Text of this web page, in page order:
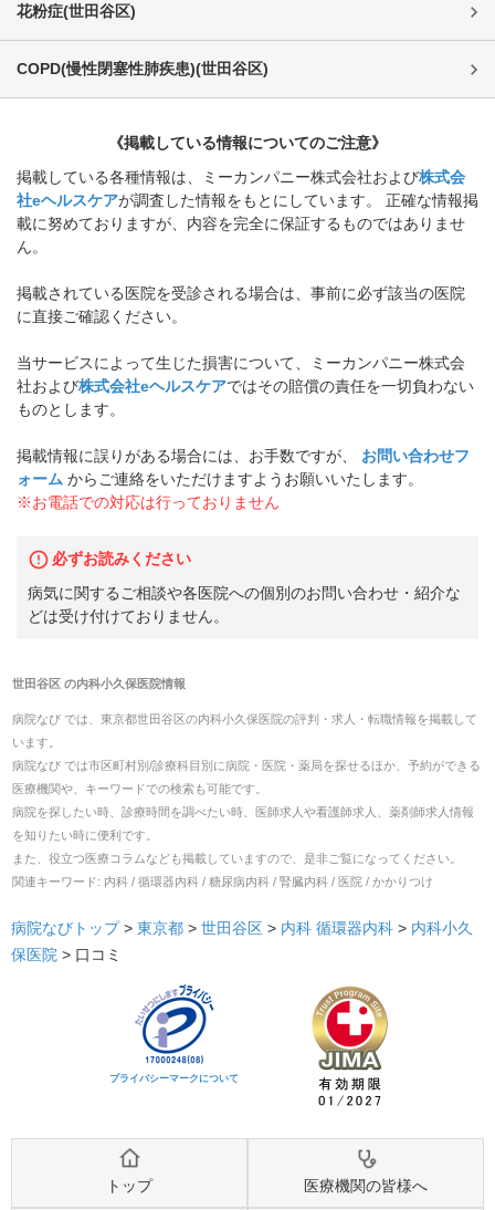
花粉症(世田谷区)
COPD(慢性閉塞性肺疾患)(世田谷区)
《掲載している情報についてのご注意》
掲載している各種情報は、ミーカンパニー株式会社および株式会
社eヘルスケアが調査した情報をもとにしています。 正確な情報掲
載に努めておりますが、内容を完全に保証するものではありませ
ん。
掲載されている医院を受診される場合は、事前に必ず該当の医院
に直接ご確認ください。
当サービスによって生じた損害について、ミーカンパニー株式会
社および株式会社eヘルスケアではその賠償の責任を一切負わない
ものとします。
掲載情報に誤りがある場合には、お手数ですが、
お問い合わせフ
ォーム からご連絡をいただけますようお願いいたします。
※お電話での対応は行っておりません
必ずお読みください
病気に関するご相談や各医院への個別のお問い合わせ・紹介な
どは受け付けておりません。
世田谷区の内科小久保医院情報
病院なび では、 東京都世田谷区の内科小久保医院の評判・求人・転職情報を掲載して
います。
病院なび では市区町村別/診療科目別に病院・医院・薬局を探せるほか、予約ができる
医療機関や、キーワードでの検索も可能です。
病院を探したい時、診療時間を調べたい時、医師求人や看護師求人、薬剤師求人情報
を知りたい時に便利です。
また、役立つ医療コラムなども掲載していますので、是非ご覧になってください。
関連キーワード: 内科 / 循環器内科 / 糖尿病内科 / 腎臓内科 / 医院 / かかりつけ
病院なびトップ > 東京都 > 世田谷区 > 内科 循環器内科 > 内科小久
保医院 > 口コミ
プライバシーマークについて
トップ 医療機関の皆様へ